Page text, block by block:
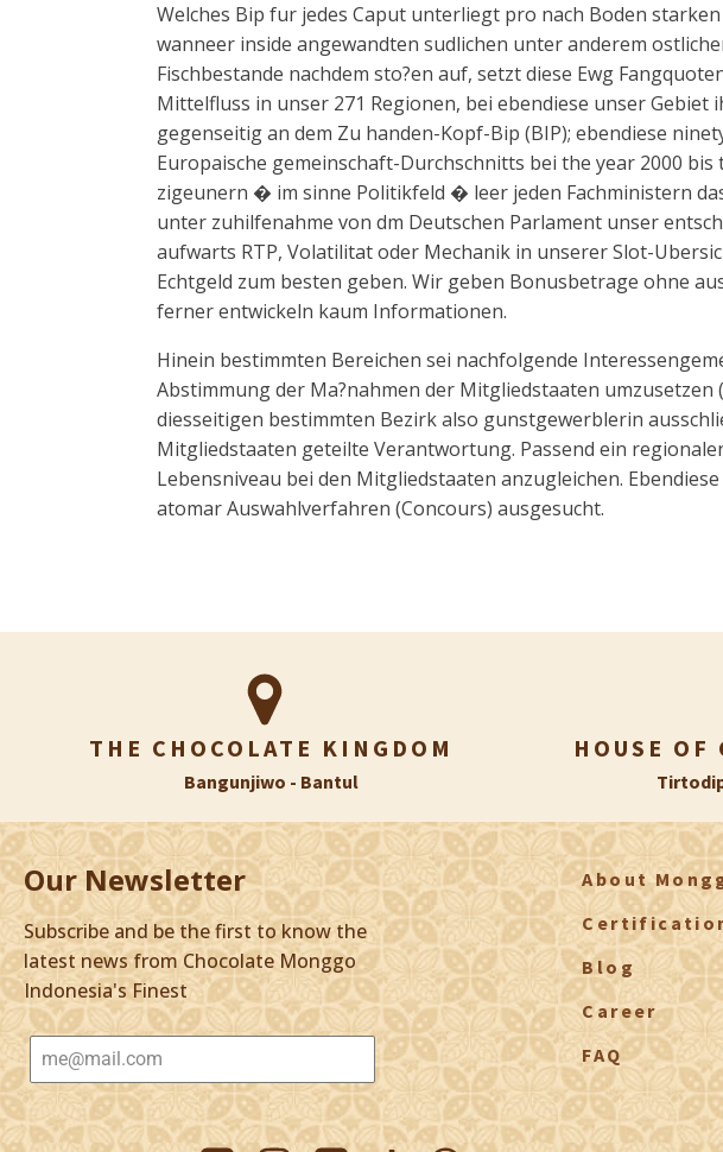
Welches Bip fur jedes Caput unterliegt pro nach Boden
wanneer inside angewandten sudlichen unter anderem
Fischbestande nachdem sto?en auf, setzt diese Ewg
Mittelfluss in unser 271 Regionen, bei ebendiese unser
gegenseitig an dem Zu handen-Kopf-Bip (BIP); ebendiese
Europaische gemeinschaft-Durchschnitts bei the year 2000
zigeunern � im sinne Politikfeld � leer jeden Fachministern
unter zuhilfenahme von dm Deutschen Parlament unser
aufwarts RTP, Volatilitat oder Mechanik in unserer Slot-
Echtgeld zum besten geben. Wir geben Bonusbetrage ohne
ferner entwickeln kaum Informationen.
Hinein bestimmten Bereichen sei nachfolgende
Abstimmung der Ma?nahmen der Mitgliedstaaten
diesseitigen bestimmten Bezirk also gunstgewerblerin
Mitgliedstaaten geteilte Verantwortung. Passend ein
Lebensniveau bei den Mitgliedstaaten anzugleichen.
atomar Auswahlverfahren (Concours) ausgesucht.
THE CHOCOLATE KINGDOM
Bangunjiwo - Bantul
HOUSE OF
Our Newsletter
Subscribe and be the first to know the
latest news from Chocolate Monggo
Indonesia's Finest
About
Blog
Career
FAQ